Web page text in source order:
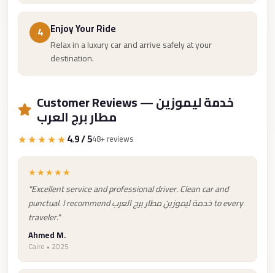
4 Enjoy Your Ride
Relax in a luxury car and arrive safely at your
destination.
Customer Reviews — خدمة ليموزين
مطار برج العرب
★★★★★4.9 / 548+ reviews
★★★★★
"Excellent service and professional driver. Clean car and
punctual. I recommend خدمة ليموزين مطار برج العرب to every
traveler."
Ahmed M.
Cairo • 2025
Alexandria
Limousine
Cairo
Limousine
from
Alexandria
Airport
Limousine
Company
Cairo